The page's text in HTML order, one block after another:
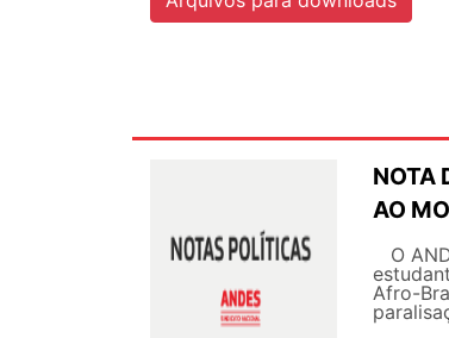
NOTA
AO
O
Afro-